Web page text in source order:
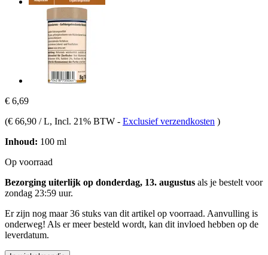
€ 6,69
(€ 66,90 / L, Incl. 21% BTW - Exclusief verzendkosten )
Inhoud: 100 ml
Op voorraad
Bezorging uiterlijk op donderdag, 13. augustus als je bestelt voor
zondag 23:59 uur.
Er zijn nog maar 36 stuks van dit artikel op voorraad. Aanvulling is
onderweg! Als er meer besteld wordt, kan dit invloed hebben op de
leverdatum.